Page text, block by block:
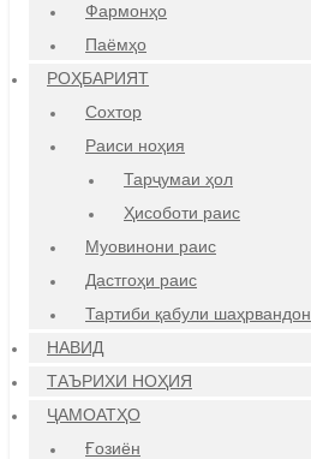
Фармонҳо
Паёмҳо
РОҲБАРИЯТ
Сохтор
Раиси ноҳия
Тарҷумаи ҳол
Ҳисоботи раис
Муовинони раис
Дастгоҳи раис
Тартиби қабули шаҳрвандон
НАВИД
ТАЪРИХИ НОҲИЯ
ҶАМОАТҲО
Ғозиён